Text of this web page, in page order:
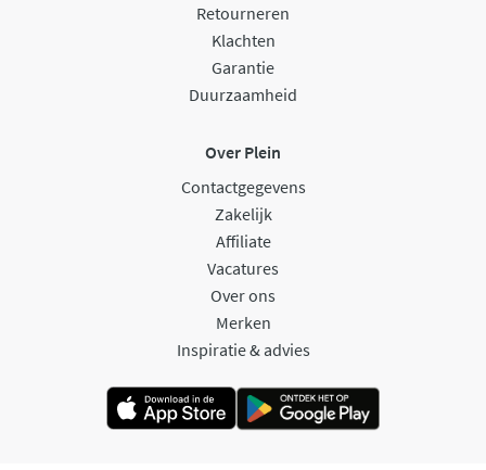
Retourneren
Klachten
Garantie
Duurzaamheid
Over Plein
Contactgegevens
Zakelijk
Affiliate
Vacatures
Over ons
Merken
Inspiratie & advies